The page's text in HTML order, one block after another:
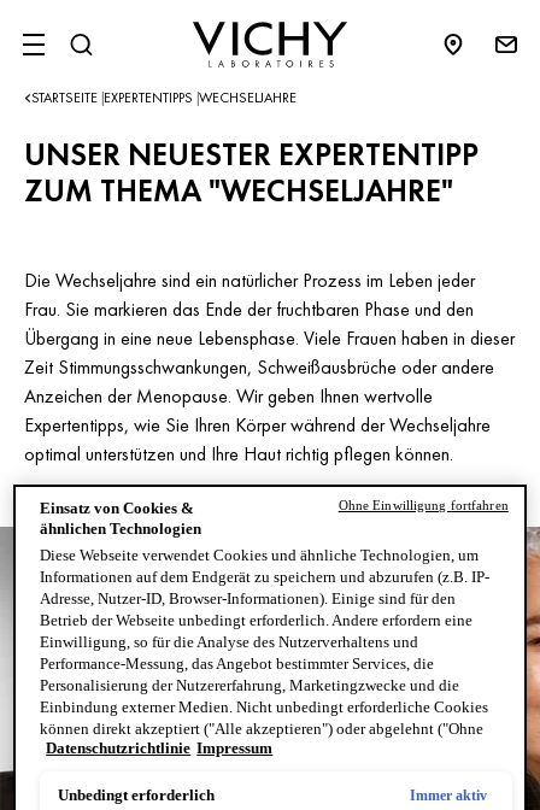
SITE MENU
STARTSEITE EXPERTENTIPPS WECHSELJAHRE
UNSER NEUESTER EXPERTENTIPP
ZUM THEMA "WECHSELJAHRE"
Die Wechseljahre sind ein natürlicher Prozess im Leben jeder
Frau. Sie markieren das Ende der fruchtbaren Phase und den
Übergang in eine neue Lebensphase. Viele Frauen haben in dieser
Zeit Stimmungsschwankungen, Schweißausbrüche oder andere
Anzeichen der Menopause. Wir geben Ihnen wertvolle
Expertentipps, wie Sie Ihren Körper während der Wechseljahre
optimal unterstützen und Ihre Haut richtig pflegen können.
Einsatz von Cookies &
ähnlichen Technologien
Diese Webseite verwendet Cookies und ähnliche Technologien, um
Informationen auf dem Endgerät zu speichern und abzurufen (z.B. IP-
Adresse, Nutzer-ID, Browser-Informationen). Einige sind für den
Betrieb der Webseite unbedingt erforderlich. Andere erfordern eine
Einwilligung, so für die Analyse des Nutzerverhaltens und
Performance-Messung, das Angebot bestimmter Services, die
Personalisierung der Nutzererfahrung, Marketingzwecke und die
Einbindung externer Medien. Nicht unbedingt erforderliche Cookies
können direkt akzeptiert ("Alle akzeptieren") oder abgelehnt ("Ohne
Einwilligung fortfahren") werden. Individuelle Anpassungen der
speichern"). Die Auswahl kann jederzeit unter dem Link "Cookie-
Datenschutzrichtlinie Impressum
Unbedingt erforderlich Immer aktiv
Ohne Einwilligung fortfahren